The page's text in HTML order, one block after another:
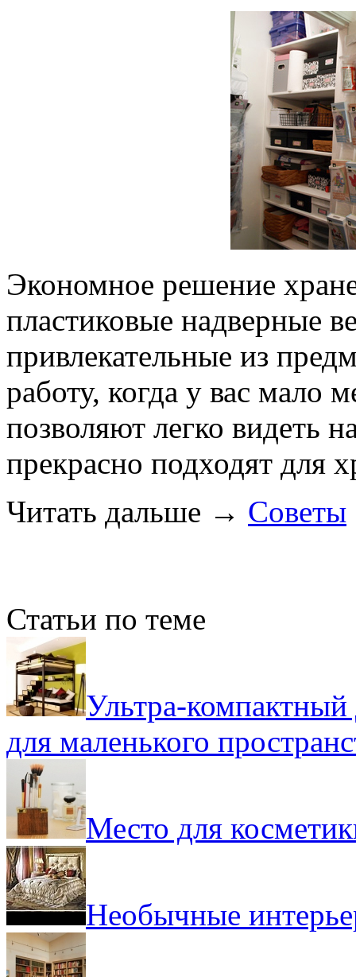
Экономное решение
пластиковые надверные
привлекательные из
работу, когда у вас мало
позволяют легко видеть
прекрасно подходят для
Читать дальше → Советы
Статьи по теме
Ультра-
для маленького
Место для
Необычные